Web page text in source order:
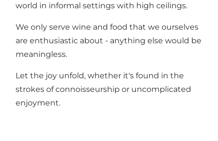
world in informal settings with high ceilings.
We only serve wine and food that we ourselves
are enthusiastic about - anything else would be
meaningless.
Let the joy unfold, whether it's found in the
strokes of connoisseurship or uncomplicated
enjoyment.